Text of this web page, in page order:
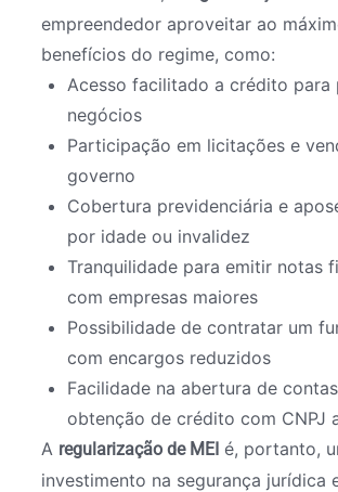
empreendedor aproveitar ao
benefícios do regime, como:
Acesso facilitado a crédito para
negócios
Participação em licitações e
governo
Cobertura previdenciária e
por idade ou invalidez
Tranquilidade para emitir notas
com empresas maiores
Possibilidade de contratar um
com encargos reduzidos
Facilidade na abertura de
obtenção de crédito com CNPJ
A regularização de MEI é, portanto,
investimento na segurança jurídica